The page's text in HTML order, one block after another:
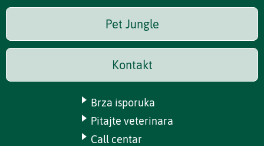
Pet Jungle
Kontakt
Brza isporuka
Pitajte veterinara
Call centar